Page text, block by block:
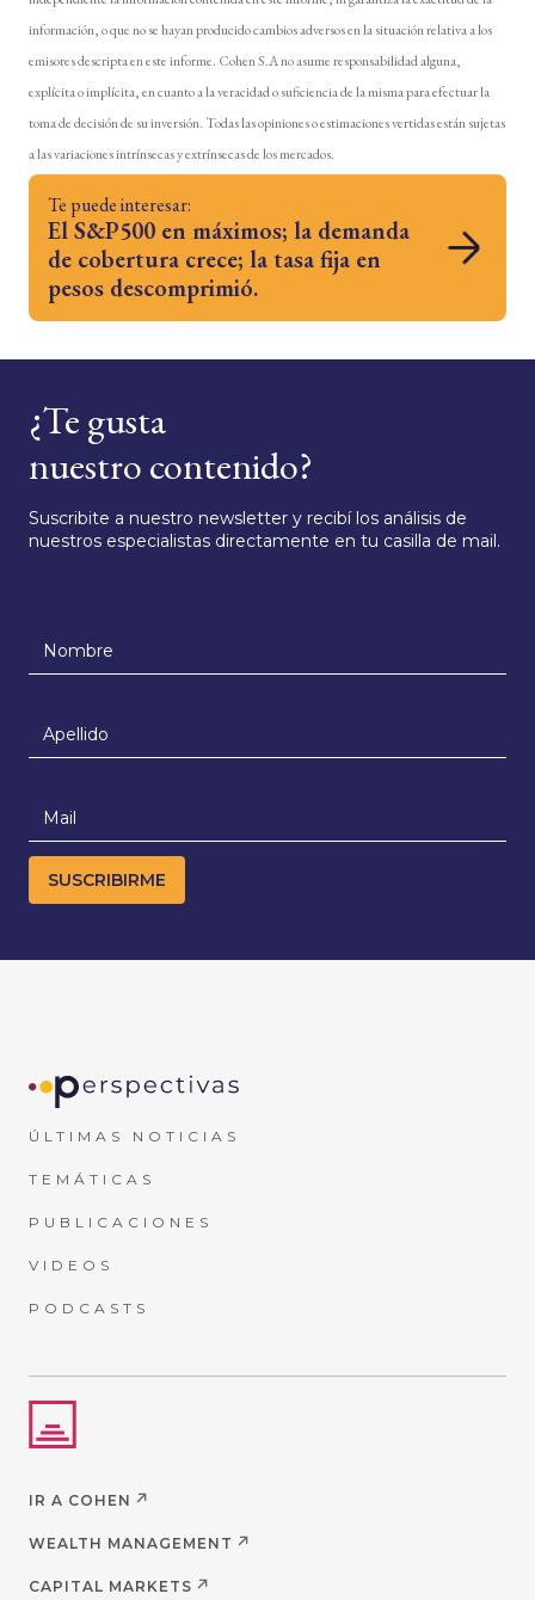
información, o que no se hayan producido cambios adversos en la situación relativa a los
emisores descripta en este informe. Cohen S.A no asume responsabilidad alguna,
explícita o implícita, en cuanto a la veracidad o suficiencia de la misma para efectuar la
toma de decisión de su inversión. Todas las opiniones o estimaciones vertidas están sujetas
a las variaciones intrínsecas y extrínsecas de los mercados.
Te puede interesar:
El S&P500 en máximos; la demanda
de cobertura crece; la tasa fija en
pesos descomprimió.
¿Te gusta
nuestro contenido?
Suscribite a nuestro newsletter y recibí los análisis de
nuestros especialistas directamente en tu casilla de mail.
ÚLTIMAS NOTICIAS
TEMÁTICAS
PUBLICACIONES
VIDEOS
PODCASTS
IR A COHEN
WEALTH MANAGEMENT
CAPITAL MARKETS